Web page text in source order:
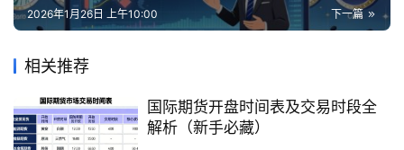
下一篇
2026年1月26日 上午10:00
相关推荐
国际期货开盘时间表及交易时段全
解析（新手必藏）